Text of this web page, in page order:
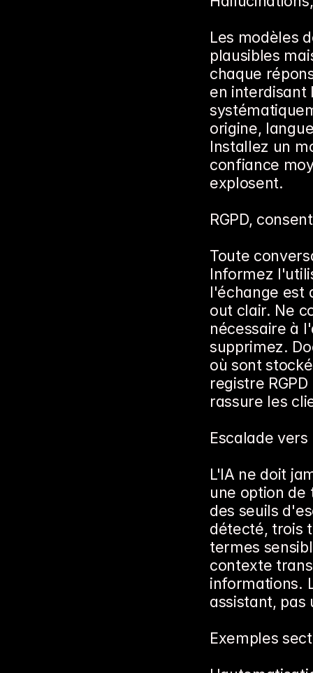
Les modèles
plausibles
chaque
en interdisant
origine,
Installez un
confiance
explosent.
RGPD,
Toute
Informez
l'échange est
out clair. Ne
nécessaire à
supprimez.
où sont
registre
rassure les
Escalade
L'IA ne doit
une option
des seuils
détecté, trois
termes
contexte
informations.
assistant, pas
Exemples